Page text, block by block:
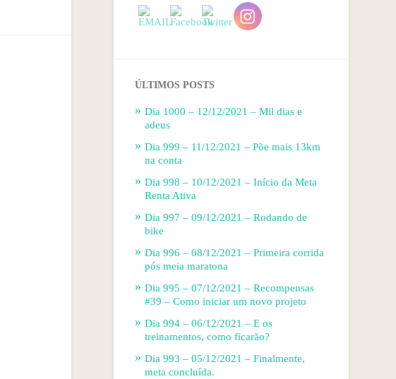
ÚLTIMOS POSTS
Dia 1000 – 12/12/2021 – Mil dias e
adeus
Dia 999 – 11/12/2021 – Põe mais 13km
na conta
Dia 998 – 10/12/2021 – Início da Meta
Renta Ativa
Dia 997 – 09/12/2021 – Rodando de
bike
Dia 996 – 08/12/2021 – Primeira corrida
pós meia maratona
Dia 995 – 07/12/2021 – Recompensas
#39 – Como iniciar um novo projeto
Dia 994 – 06/12/2021 – E os
treinamentos, como ficarão?
Dia 993 – 05/12/2021 – Finalmente,
meta concluída.